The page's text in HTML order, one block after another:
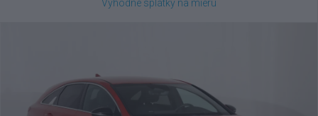
Výhodné splátky na mieru